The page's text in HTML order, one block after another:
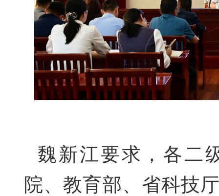
魏新江要求，各二
院、教育部、省科技